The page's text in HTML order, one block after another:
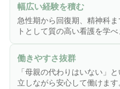
★子育て応援宣言病院
★災害拠点病院認定
★認定看護師多数在籍
◆◇おすすめポイント◇◆
《ジェネラリストを目指
幅広い経験を積む
急性期から回復期、精神科
トとして質の高い看護を学べ
働きやすさ抜群
「母親の代わりはいない」
立しながら安心して働けます